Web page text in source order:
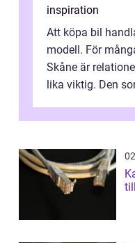
inspiration
Att köpa bil
modell. För
Skåne är
lika viktig. Den